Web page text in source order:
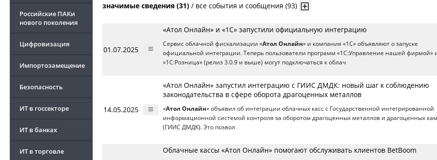
Российские ПАКи
нового поколения
Цифровизация
Импортозамещение
Безопасность
ИТ в госсекторе
ИТ в банках
ИТ в торговле
значимые сведения (31) / все события и сообщения (93)
01.07.2025
«Атол Онлайн» и «1С» запустили официальную интеграцию
Сервис облачной фискализации «Атол Онлайн» и компания «1С» объявляют о запуске
официальной интеграции. Теперь пользователи программ «1С:Управление нашей фирмой»
«1С:Розница» (релиз 3.0.9 и выше) могут подключаться к облач
14.05.2025
«Атол Онлайн» запустил интеграцию с ГИИС ДМДК: новый шаг к соблюдению
законодательства в сфере оборота драгоценных металлов
«Атол Онлайн» объявил об интеграции облачных касс с Государственной интегрированной
информационной системой контроля за оборотом драгоценных металлов и драгоценных
(ГИИС ДМДК). Это позвол
Облачные кассы «Атол Онлайн» помогают обслуживать клиентов BetBoom